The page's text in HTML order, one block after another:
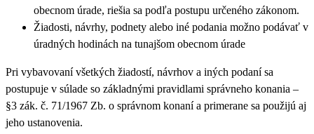
obecnom úrade, riešia sa podľa postupu určeného zákonom.
Žiadosti, návrhy, podnety alebo iné podania možno podávať v
úradných hodinách na tunajšom obecnom úrade
Pri vybavovaní všetkých žiadostí, návrhov a iných podaní sa
postupuje v súlade so základnými pravidlami správneho konania –
§3 zák. č. 71/1967 Zb. o správnom konaní a primerane sa použijú aj
jeho ustanovenia.